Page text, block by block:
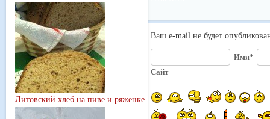
Литовский хлеб на пиве и ряженке
Ваш e-mail не будет
Имя*
Сайт